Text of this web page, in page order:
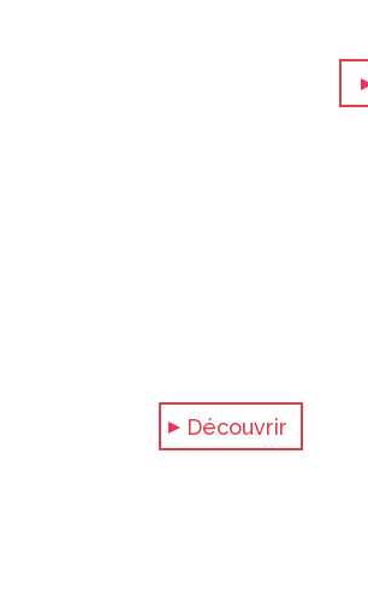
Découvrir